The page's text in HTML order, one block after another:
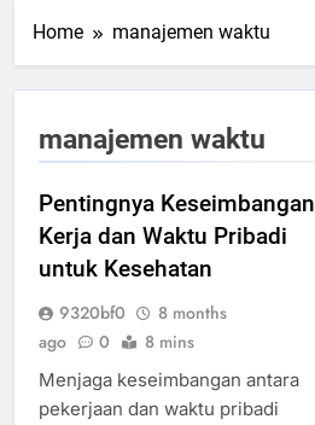
Home manajemen waktu
manajemen waktu
Pentingnya Keseimbangan
Kerja dan Waktu Pribadi
untuk Kesehatan
9320bf0
8 months
ago
0 8 mins
Menjaga keseimbangan antara
pekerjaan dan waktu pribadi